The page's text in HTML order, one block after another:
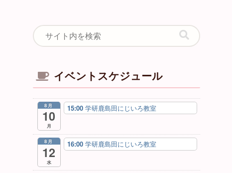
イベントスケジュール
8月
10
月
15:00 学研鹿島田にじいろ教室
8月
12
水
16:00 学研鹿島田にじいろ教室